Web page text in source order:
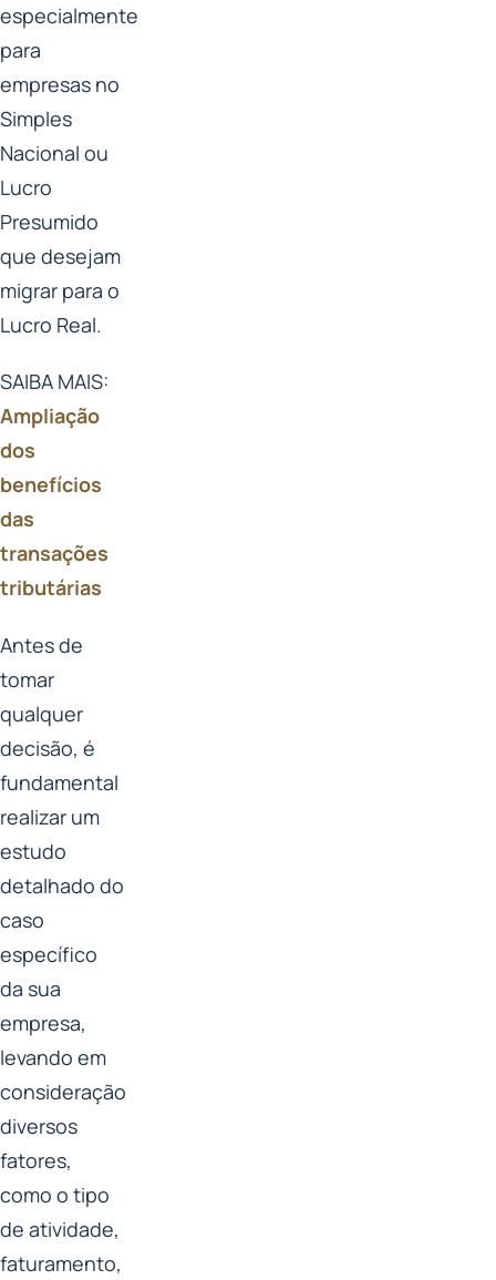
especialmente
para
empresas no
Simples
Nacional ou
Lucro
Presumido
que desejam
migrar para o
Lucro Real.
SAIBA MAIS:
Ampliação
dos
benefícios
das
transações
tributárias
Antes de
tomar
qualquer
decisão, é
fundamental
realizar um
estudo
detalhado do
caso
específico
da sua
empresa,
levando em
consideração
diversos
fatores,
como o tipo
de atividade,
faturamento,